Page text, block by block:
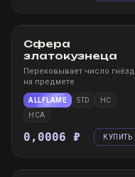
Сфера
златокузнеца
Перековывает число гнёзд
на предмете
ALLFLAME STD
HC
HCA
0,0006 ₽ КУПИТЬ